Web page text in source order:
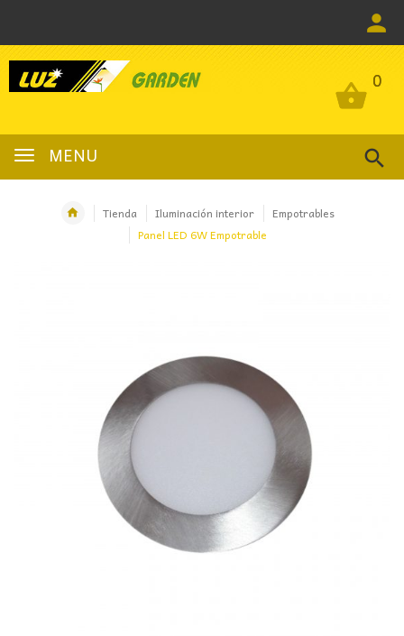
0
MENU
0
Tienda Iluminación interior
Empotrables
Panel LED 6W Empotrable